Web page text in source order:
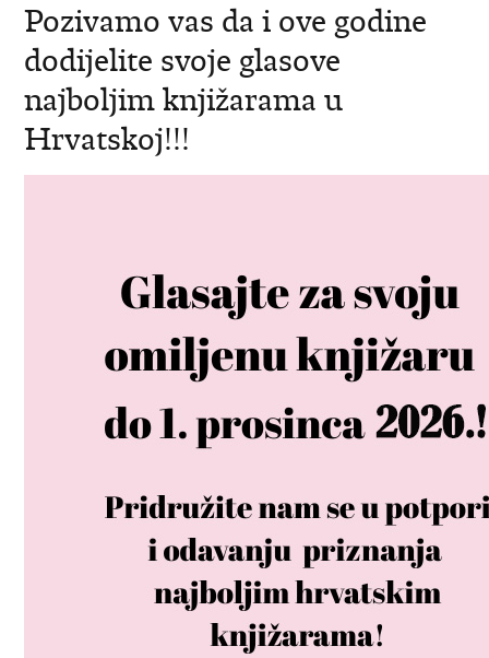
Pozivamo vas da i ove godine
dodijelite svoje glasove
najboljim knjižarama u
Hrvatskoj!!!